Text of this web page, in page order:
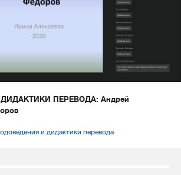
ПЕРЕВОДА: Андрей
и дидактики перевода